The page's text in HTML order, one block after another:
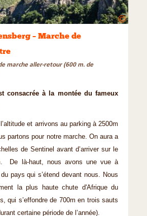
©
– Marche de
marche aller-retour (600 m. de
consacrée à la montée du fameux
et arrivons au parking à 2500m
partons pour notre marche. On aura a
de Sentinel avant d’arriver sur le
De là-haut, nous avons une vue à
pays qui s’étend devant nous. Nous
la plus haute chute d'Afrique du
qui s’effondre de 700m en trois sauts
certaine période de l’année).